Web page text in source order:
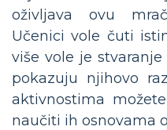
oživljava ovu
Učenici vole čuti
više vole je
pokazuju njihovo
aktivnostima
naučiti ih osnovama